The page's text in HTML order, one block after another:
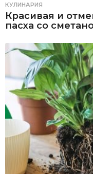
КУЛИНАРИЯ
Красивая и
пасха со